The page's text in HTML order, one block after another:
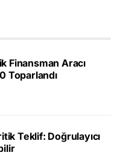
Finansman Aracı
Toparlandı
Teklif: Doğrulayıcı